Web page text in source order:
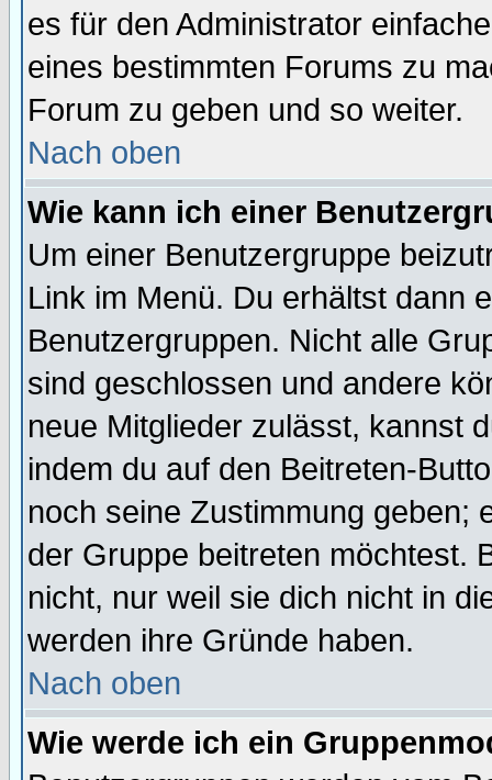
es für den Administrator
eines bestimmten Forums zu
Forum zu geben und so weiter.
Nach oben
Wie kann ich einer
Um einer Benutzergruppe
Link im Menü. Du erhältst dann
Benutzergruppen. Nicht alle
sind geschlossen und andere
neue Mitglieder zulässt, kannst
indem du auf den Beitreten-
noch seine Zustimmung geben;
der Gruppe beitreten möchtest.
nicht, nur weil sie dich nicht in
werden ihre Gründe haben.
Nach oben
Wie werde ich ein